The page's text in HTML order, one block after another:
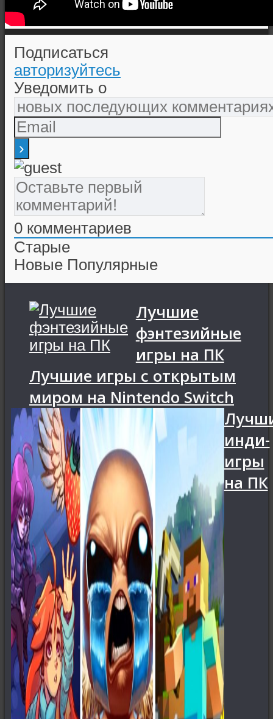
Подписаться
авторизуйтесь
Уведомить о
0 комментариев
Старые
Новые Популярные
Лучшие
фэнтезийные
игры на ПК
Лучшие игры с открытым
миром на Nintendo Switch
инди-
игры
на ПК